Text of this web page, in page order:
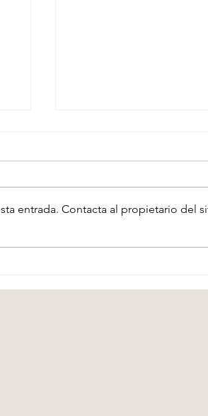
El Productor Ejecutivo:
entrada. Contacta al propietario del